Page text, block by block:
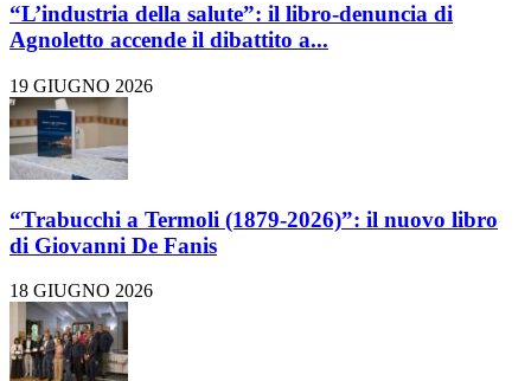
“L’industria della salute”: il libro-denuncia di
Agnoletto accende il dibattito a...
19 GIUGNO 2026
“Trabucchi a Termoli (1879-2026)”: il nuovo libro
di Giovanni De Fanis
18 GIUGNO 2026